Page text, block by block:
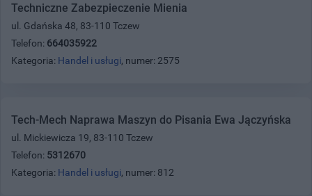
Techniczne Zabezpieczenie Mienia
ul. Gdańska 48, 83-110 Tczew
Telefon: 664035922
Kategoria: Handel i usługi, numer: 2575
Tech-Mech Naprawa Maszyn do Pisania Ewa Jączyńska
ul. Mickiewicza 19, 83-110 Tczew
Telefon: 5312670
Kategoria: Handel i usługi, numer: 812